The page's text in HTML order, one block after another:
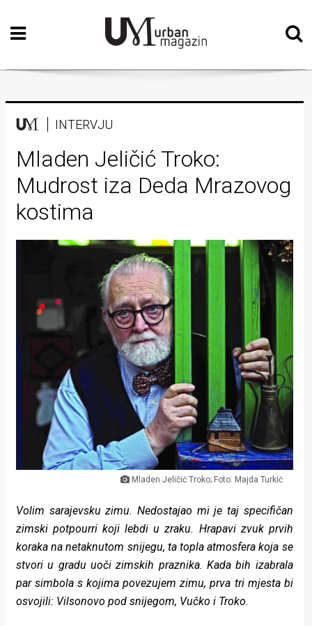
Početna
Vizualne
Teatar
Književnost
Muzika
Film
Intervju
Lifestyle
Fashion
Zdravlje
Za
stolom
pokretu
Ideje
koje
INTERVJU
Mladen Jeličić Troko:
Mudrost iza Deda Mrazovog
kostima
Mladen Jeličić Troko; Foto: Majda Turkić
Volim sarajevsku zimu. Nedostajao mi je taj specifičan
zimski potpourri koji lebdi u zraku. Hrapavi zvuk prvih
koraka na netaknutom snijegu, ta topla atmosfera koja se
stvori u gradu uoči zimskih praznika. Kada bih izabrala
par simbola s kojima povezujem zimu, prva tri mjesta bi
osvojili: Vilsonovo pod snijegom, Vučko i Troko.